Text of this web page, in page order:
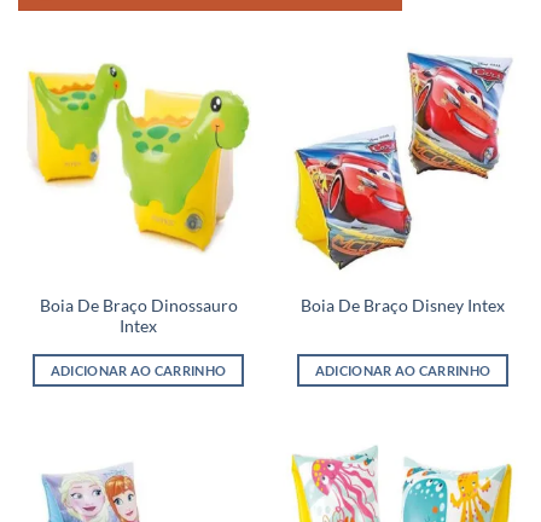
Boia De Braço Dinossauro
Intex
ADICIONAR AO CARRINHO
Boia De Braço Disney Intex
ADICIONAR AO CARRINHO